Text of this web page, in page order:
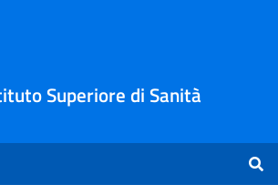
Superiore di Sanità